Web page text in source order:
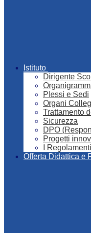
Istituto
Dirigente
Plessi e Sedi
Organi
Trattamento
Sicurezza
DPO
Progetti
I
Offerta Didattica e